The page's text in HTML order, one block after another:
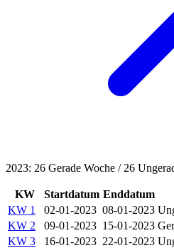
2023: 26 Gerade Woche / 26
KW Startdatum Enddatum
KW 1
02-01-2023 08-01-2023
KW 2
09-01-2023 15-01-2023
KW 3
16-01-2023 22-01-2023